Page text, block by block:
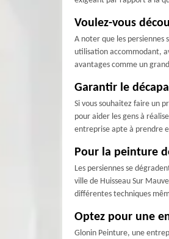
Voulez-vous
A noter que les
utilisation accommodant,
avantages comme un
Garantir le
Si vous souhaitez faire un
pour aider les gens à
entreprise apte à prendre
Pour la peinture
Les persiennes se
ville de Huisseau Sur
différentes techniques
Optez pour une
Glonin Peinture, une